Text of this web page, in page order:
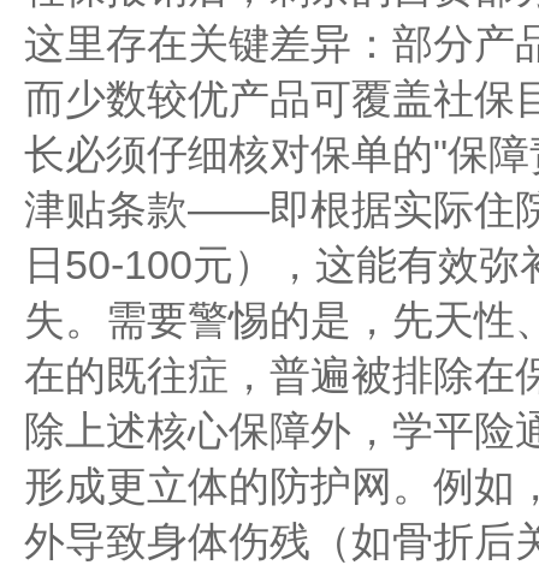
这里存在关键差异：部分产
而少数较优产品可覆盖社保
长必须仔细核对保单的"保
津贴条款——即根据实际住
日50-100元），这能有效
失。需要警惕的是，先天性
在的既往症，普遍被排除在
除上述核心保障外，学平险
形成更立体的防护网。例如
外导致身体伤残（如骨折后